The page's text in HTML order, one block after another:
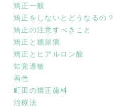
矯正一般
矯正をしないとどうなるの？
矯正の注意すべきこと
矯正と糖尿病
矯正とヒアルロン酸
知覚過敏
着色
町田の矯正歯科
治療法